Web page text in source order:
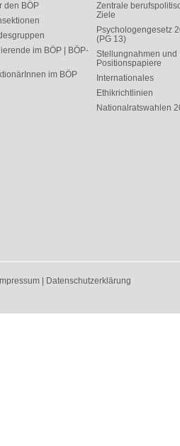
den BÖP
im BÖP | BÖP-
im BÖP
Zentrale
Ziele
Psychologengesetz
(PG 13)
Stellungnahmen und
Positionspapiere
Internationales
Ethikrichtlinien
Nationalratswahlen
Impressum Datenschutzerklärung